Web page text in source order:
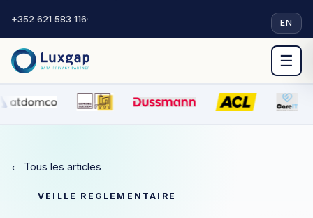
+352 621 583 116· EN
☰
← Tous les articles
VEILLE REGLEMENTAIRE